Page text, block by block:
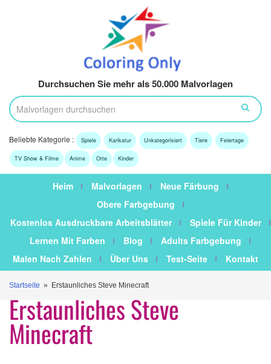
Durchsuchen Sie mehr als 50.000 Malvorlagen
Beliebte Kategorie : Spiele Karikatur Unkategorisiert Tiere Feiertage
TV Show & Filme Anime Orte Kinder
Heim Malvorlagen
Neue Färbung
Obere Farbgebung
Kostenlos Ausdruckbare Arbeitsblätter
Spiele Für Kinder
Lernen Mit Farben
Blog
Adults Farbgebung
Malen Nach Zahlen
Über Uns Test-Seite Kontakt
Startseite » Erstaunliches Steve Minecraft
Erstaunliches Steve
Minecraft